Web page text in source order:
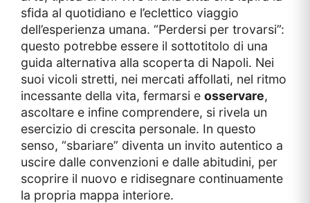
sfida al quotidiano e l’eclettico viaggio
dell’esperienza umana. “Perdersi per trovarsi”:
questo potrebbe essere il sottotitolo di una
guida alternativa alla scoperta di Napoli. Nei
suoi vicoli stretti, nei mercati affollati, nel ritmo
incessante della vita, fermarsi e osservare,
ascoltare e infine comprendere, si rivela un
esercizio di crescita personale. In questo
senso, “sbariare” diventa un invito autentico a
uscire dalle convenzioni e dalle abitudini, per
scoprire il nuovo e ridisegnare continuamente
la propria mappa interiore.